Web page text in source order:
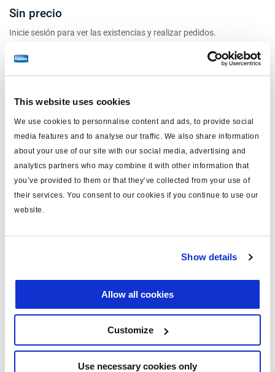
This website uses cookies
We use cookies to personnalise content and ads, to provide social
media features and to analyse our traffic. We also share information
about your use of our site with our social media, advertising and
analytics partners who may combine it with other information that
you’ve provided to them or that they’ve collected from your use of
their services. You consent to our cookies if you continue to use our
website.
Show details
Allow all cookies
Customize
Use necessary cookies only
Sin precio
Inicie sesión para ver las existencias y realizar pedidos.
Actuador de freno( KSMR)